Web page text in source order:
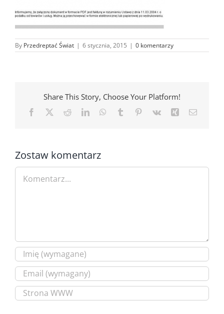
By Przedreptać Świat | 6 stycznia, 2015 | 0 komentarzy
Share This Story, Choose Your Platform!
Facebook RedditLinkedInWhatsApp
Tumblr Pinterest
Vk Xing Email
Zostaw komentarz
Comment